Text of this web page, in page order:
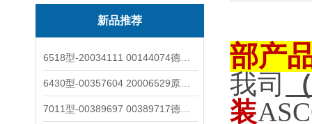
新品推荐
部产
我司
装